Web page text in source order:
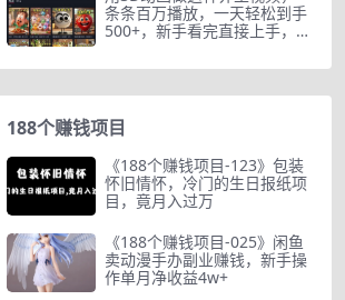
条条百万播放，一天轻松到手
500+，新手看完直接上手，
188个赚钱项目
《188个赚钱项目-123》包装
怀旧情怀，冷门的生日报纸项
目，竟月入过万
《188个赚钱项目-025》闲鱼
卖动漫手办副业赚钱，新手操
作单月净收益4w+